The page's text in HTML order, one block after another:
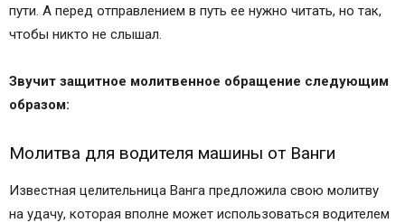
пути. А перед отправлением в путь ее нужно читать, но так,
чтобы никто не слышал.
Звучит защитное молитвенное обращение следующим
образом:
Молитва для водителя машины от Ванги
Известная целительница Ванга предложила свою молитву
на удачу, которая вполне может использоваться водителем